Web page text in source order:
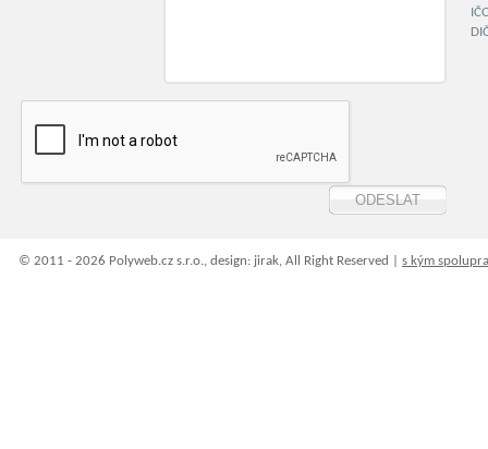
© 2011 - 2026 Polyweb.cz s.r.o., design: jirak, All Right Reserved | s kým